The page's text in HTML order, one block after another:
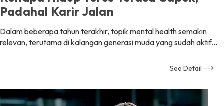
Padahal Karir Jalan
Dalam beberapa tahun terakhir, topik mental health semakin
relevan, terutama di kalangan generasi muda yang sudah aktif...
See Detail